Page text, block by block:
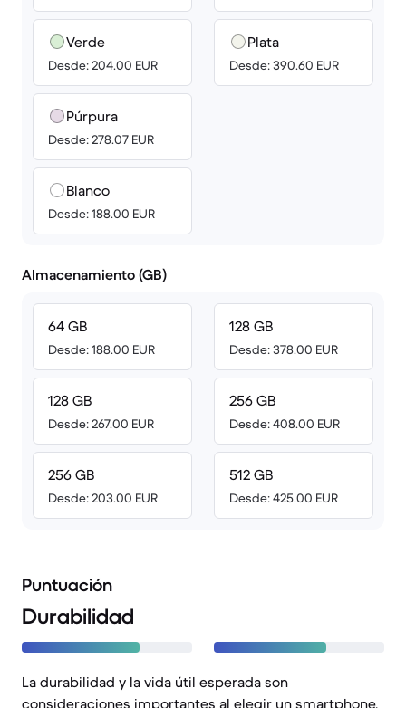
Verde
Desde: 204.00 EUR
Púrpura
Desde: 278.07 EUR
Blanco
Desde: 188.00 EUR
Plata
Desde: 390.60 EUR
Almacenamiento (GB)
64 GB
Desde: 188.00 EUR
128 GB
Desde: 267.00 EUR
256 GB
Desde: 203.00 EUR
128 GB
Desde: 378.00 EUR
256 GB
Desde: 408.00 EUR
512 GB
Desde: 425.00 EUR
Puntuación
Durabilidad
La durabilidad y la vida útil esperada son
consideraciones importantes al elegir un smartphone.